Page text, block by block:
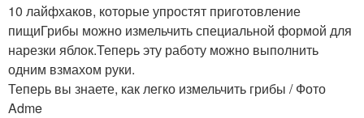
10 лайфхаков, которые упростят приготовление
пищиГрибы можно измельчить специальной формой для
нарезки яблок.Теперь эту работу можно выполнить
одним взмахом руки.
Теперь вы знаете, как легко измельчить грибы / Фото
Adme